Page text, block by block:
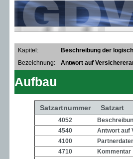
Kapitel:
Beschreibung der
Bezeichnung:
Antwort auf
Aufbau
Satzartnummer Satzart
4052
4540
Antwort auf
4100
4710
Kommentar